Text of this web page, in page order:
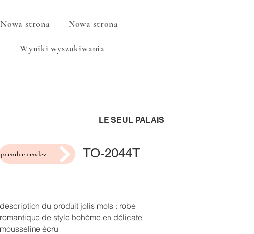
Nowa strona Nowa strona
Wyniki wyszukiwania
LE SEUL PALAIS
prendre rendez-vous pour un essayage TO-2044T
description du produit jolis mots : robe
romantique de style bohème en délicate
mousseline écru